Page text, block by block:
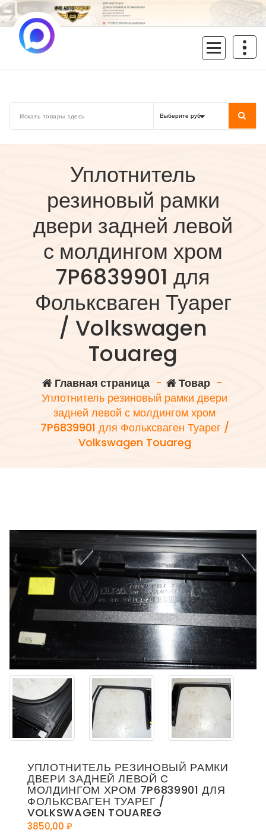
Перейти
к
содержимому
Уплотнитель
резиновый рамки
двери задней левой
с молдингом хром
7P6839901 для
Фольксваген Туарег
/ Volkswagen
Touareg
Главная страница- Товар-
Уплотнитель резиновый рамки двери
задней левой с молдингом хром
7P6839901 для Фольксваген Туарег /
Volkswagen Touareg
УПЛОТНИТЕЛЬ РЕЗИНОВЫЙ РАМКИ
ДВЕРИ ЗАДНЕЙ ЛЕВОЙ С
МОЛДИНГОМ ХРОМ 7P6839901 ДЛЯ
ФОЛЬКСВАГЕН ТУАРЕГ /
VOLKSWAGEN TOUAREG
3850,00 ₽